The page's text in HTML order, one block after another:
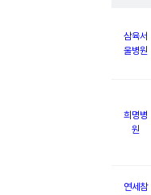
삼육서
울병원
희명병
원
연세참